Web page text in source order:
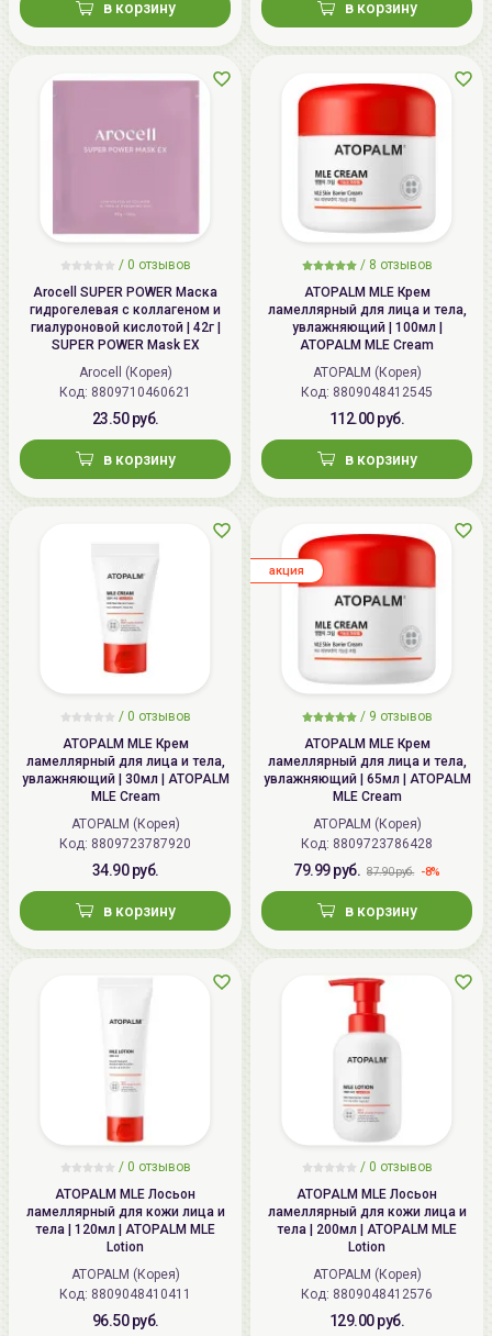
в корзину в корзину
/ 0 отзывов
Arocell SUPER POWER Маска
гидрогелевая с коллагеном и
гиалуроновой кислотой | 42г |
SUPER POWER Mask EX
Arocell (Корея)
Код: 8809710460621
23.50 руб.
в корзину
/ 8 отзывов
ATOPALM MLE Крем
ламеллярный для лица и тела,
увлажняющий | 100мл |
ATOPALM MLE Cream
ATOPALM (Корея)
Код: 8809048412545
112.00 руб.
в корзину
/ 0 отзывов
ATOPALM MLE Крем
ламеллярный для лица и тела,
увлажняющий | 30мл | ATOPALM
MLE Cream
ATOPALM (Корея)
Код: 8809723787920
34.90 руб.
в корзину
/ 9 отзывов
ATOPALM MLE Крем
ламеллярный для лица и тела,
увлажняющий | 65мл | ATOPALM
MLE Cream
ATOPALM (Корея)
Код: 8809723786428
79.99 руб. 87.90 руб. -8%
в корзину
aкция
/ 0 отзывов
ATOPALM MLE Лосьон
ламеллярный для кожи лица и
тела | 120мл | ATOPALM MLE
Lotion
ATOPALM (Корея)
Код: 8809048410411
96.50 руб.
/ 0 отзывов
ATOPALM MLE Лосьон
ламеллярный для кожи лица и
тела | 200мл | ATOPALM MLE
Lotion
ATOPALM (Корея)
Код: 8809048412576
129.00 руб.